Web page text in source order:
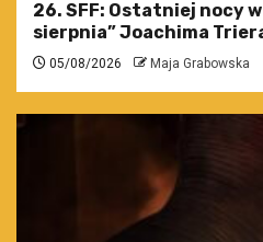
26. SFF: Ostatniej nocy w
sierpnia” Joachima
05/08/2026 Maja Grabowska